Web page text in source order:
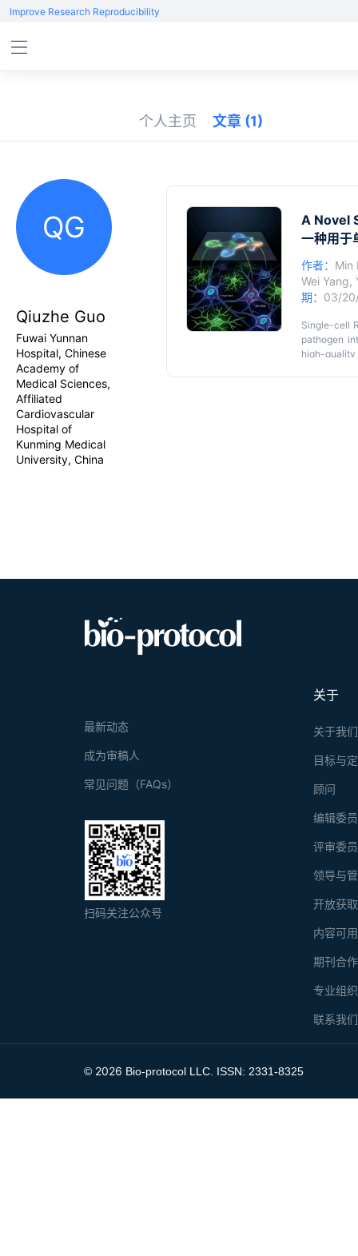
Improve Research Reproducibility
个人主页 文章 (1)
QG
Qiuzhe Guo
Fuwai Yunnan
Hospital, Chinese
Academy of
Medical Sciences,
Affiliated
Cardiovascular
Hospital of
Kunming Medical
University, China
A Novel
一种用于
作者： Min
Wei Yang,
期： 03/
Single-cell
pathogen
high-
关于
关于我们
目标与
顾问
编辑委
评审委
领导与
开放获
内容可
期刊合
专业组
联系我们
最新动态
成为审稿人
常见问题（FAQs）
扫码关注公众号
© 2026 Bio-protocol LLC. ISSN: 2331-8325